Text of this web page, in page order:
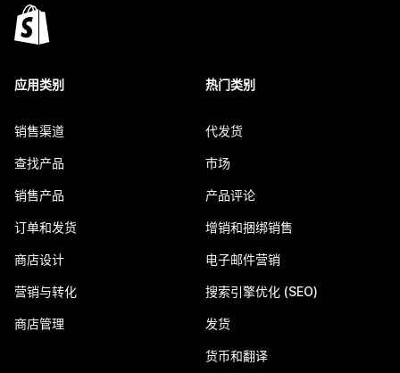
应用类别
销售渠道
查找产品
销售产品
订单和发货
商店设计
营销与转化
商店管理
热门类别
代发货
市场
产品评论
增销和捆绑销售
电子邮件营销
搜索引擎优化 (SEO)
发货
货币和翻译